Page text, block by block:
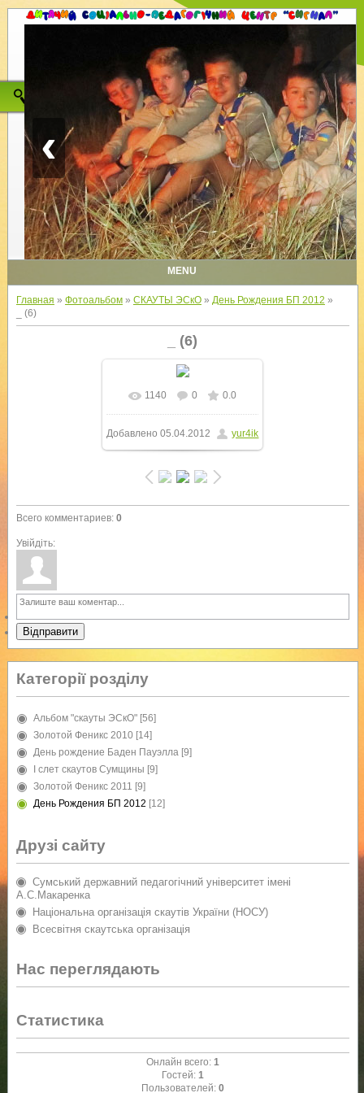
‹
MENU
Главная » Фотоальбом» СКАУТЫ ЭСкО» День Рождения БП 2012 »
_ (6)
_ (6)
В реальном размере
1000x750/ 118.5Kb
1140 0 0.0
Добавлено 05.04.2012 yur4ik
Всего комментариев: 0
Увійдіть:
Відправити
Категорії розділу
Альбом "скауты ЭСкО" [56]
Золотой Феникс 2010 [14]
День рождение Баден Пауэлла [9]
I слет скаутов Сумщины [9]
Золотой Феникс 2011 [9]
День Рождения БП 2012 [12]
Друзі сайту
Сумський державний педагогічний університет імені
А.С.Макаренка
Національна організація скаутів України (НОСУ)
Всесвітня скаутська організація
Нас переглядають
Статистика
Онлайн всего: 1
Гостей: 1
Пользователей: 0